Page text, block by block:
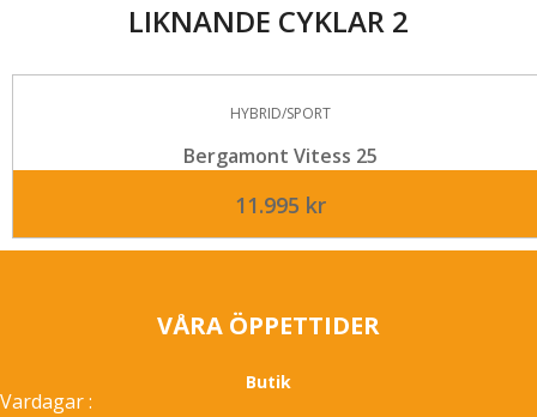
var:
är:
LIKNANDE CYKLAR 2
HYBRID/SPORT
Bergamont Vitess 25
11.995 kr
VÅRA ÖPPETTIDER
Butik
Vardagar :